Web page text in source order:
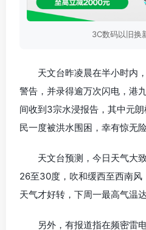
3C数码以旧换
天文台昨凌晨在半小时内
警告，并录得逾万次闪电，港
间收到3宗水浸报告，其中元
民一度被洪水围困，幸有惊无险
天文台预测，今日天气大
26至30度，吹和缓西至西南风
天气才好转，下周一最高气温
另外，有报道指在频密雷